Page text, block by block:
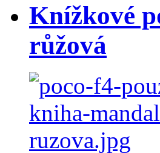
Knížkové
růžová